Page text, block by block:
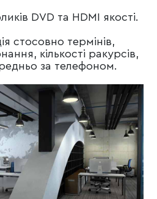
DVD та HDMI якості.
стосовно термінів,
кількості ракурсів,
за телефоном.